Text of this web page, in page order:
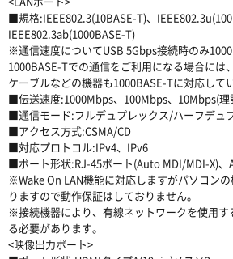
■規格:IEEE802.3(10BASE-T)、
IEEE802.3ab(1000BASE-T)
※通信速度についてUSB 5Gbps接続時のみ
1000BASE-Tでの通信をご利用になる場合には
ケーブルなどの機器も1000BASE-Tに対応して
■伝送速度:1000Mbps、100Mbps、10Mbps(理
■通信モード:フルデュプレックス/ハーフデュ
■アクセス方式:CSMA/CD
■対応プロトコル:IPv4、IPv6
■ポート形状:RJ-45ポート(Auto MDI/MDI-X)
※Wake On LAN機能に対応しますがパソコン
りますので動作保証はしておりません。
※接続機器により、有線ネットワークを使用す
る必要があります。
<映像出力ポート>